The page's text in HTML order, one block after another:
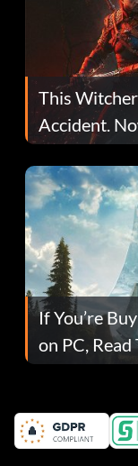
This
Accident.
If You’re
on PC,